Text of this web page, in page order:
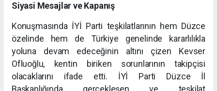
Siyasi Mesajlar ve Kapanış
Konuşmasında İYİ Parti teşkilatlarının hem Düzce
özelinde hem de Türkiye genelinde kararlılıkla
yoluna devam edeceğinin altını çizen Kevser
Ofluoğlu, kentin biriken sorunlarının takipçisi
olacaklarını ifade etti. İYİ Parti Düzce İl
Başkanlığında gerçekleşen ve teşkilat